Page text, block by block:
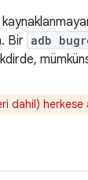
Bir adb
dahil) herkese